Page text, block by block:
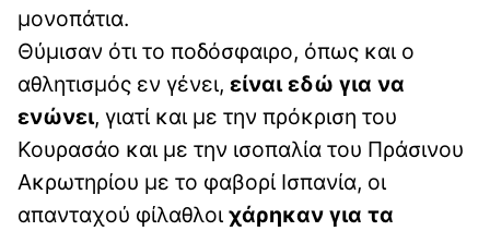
μονοπάτια.
Θύμισαν ότι το ποδόσφαιρο, όπως και ο
αθλητισμός εν γένει, είναι εδώ για να
ενώνει, γιατί και με την πρόκριση του
Κουρασάο και με την ισοπαλία του Πράσινου
Ακρωτηρίου με το φαβορί Ισπανία, οι
απανταχού φίλαθλοι χάρηκαν για τα